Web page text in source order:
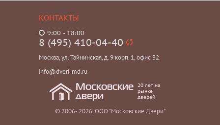
КОНТАКТЫ
9:00 - 18:00
8 (495) 410-04-40
Москва, ул. Тайнинская, д. 9 корп. 1, офис 32.
info@dveri-md.ru
Московские
двери
20 лет на
рынке
дверей
© 2006- 2026, ООО "Московские Двери"